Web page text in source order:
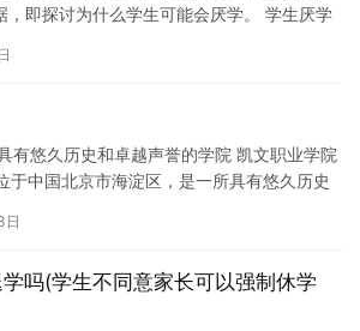
，即探讨为什么学生可能会厌学。 学生厌学
有悠久历史和卓越声誉的学院 凯文职业学院
于中国北京市海淀区，是一所具有悠久历史
日
吗(学生不同意家长可以强制休学